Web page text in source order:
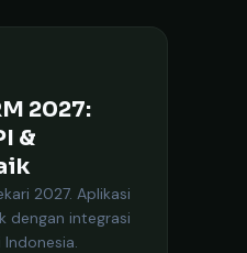
2027:
&
2027. Aplikasi
dengan integrasi
Indonesia.